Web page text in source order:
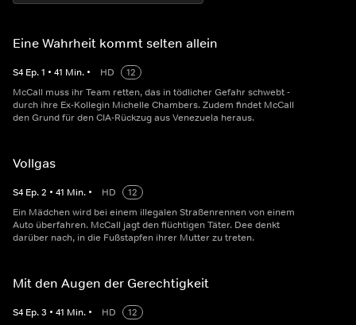
Eine Wahrheit kommt selten allein
S4 Ep.1 • 41 Min. • HD
12
McCall muss ihr Team retten, das in tödlicher Gefahr schwebt -
durch ihre Ex-Kollegin Michelle Chambers. Zudem findet McCall
den Grund für den CIA-Rückzug aus Venezuela heraus.
Vollgas
S4 Ep.2 • 41 Min. • HD
12
Ein Mädchen wird bei einem illegalen Straßenrennen von einem
Auto überfahren. McCall jagt den flüchtigen Täter. Dee denkt
darüber nach, in die Fußstapfen ihrer Mutter zu treten.
Mit den Augen der Gerechtigkeit
S4 Ep.3 • 41 Min. • HD
12